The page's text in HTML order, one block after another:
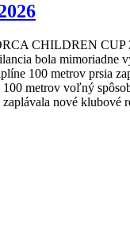
CHILDREN
bola mimoriadne
100 metrov prsia
metrov voľný
nové